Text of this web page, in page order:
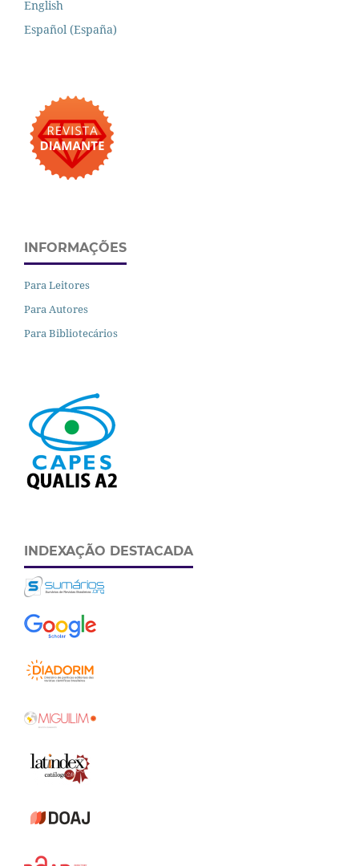
English
Español (España)
INFORMAÇÕES
Para Leitores
Para Autores
Para Bibliotecários
INDEXAÇÃO DESTACADA